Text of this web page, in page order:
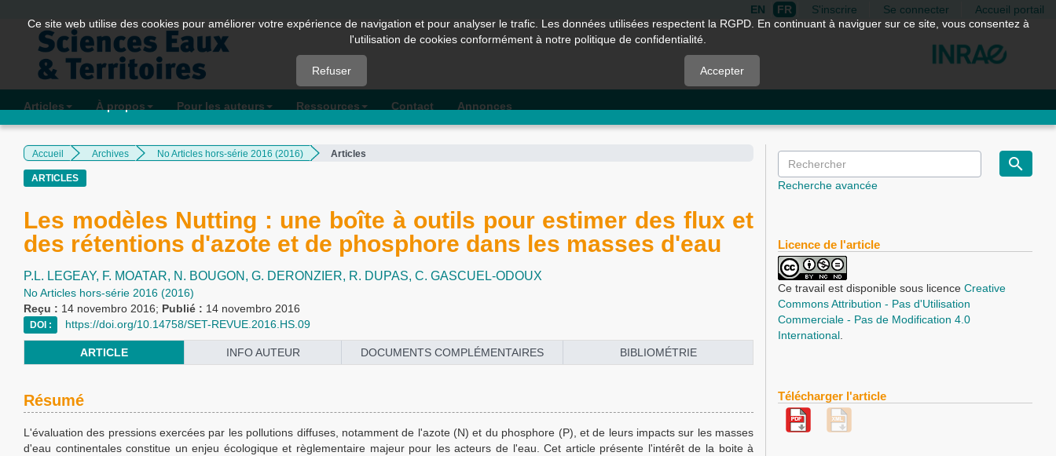
Quick
jump
page
content
Navigation
Main
Content
EN FR S'inscrire Se connecter Accueil portail
Articles À propos Pour les auteurs Ressources Contact Annonces
Accueil Archives No Articles hors-série 2016 (2016) Articles
ARTICLES
Les modèles Nutting : une boîte à outils pour estimer des flux et
des rétentions d'azote et de phosphore dans les masses d'eau
P.L. LEGEAY, F. MOATAR, N. BOUGON, G. DERONZIER, R. DUPAS, C. GASCUEL-ODOUX
No Articles hors-série 2016 (2016)
Reçu : 14 novembro 2016; Publié : 14 novembro 2016
DOI : https://doi.org/10.14758/SET-REVUE.2016.HS.09
ARTICLE INFO AUTEUR DOCUMENTS COMPLÉMENTAIRES BIBLIOMÉTRIE
Résumé
L'évaluation des pressions exercées par les pollutions diffuses, notamment de l'azote (N) et du phosphore (P), et de leurs impacts sur les masses
d'eau continentales constitue un enjeu écologique et règlementaire majeur pour les acteurs de l'eau. Cet article présente l'intérêt de la boite à
Recherche avancée
Licence de l'article
Ce travail est disponible sous licenceCreative
Commons Attribution - Pas d'Utilisation
Commerciale - Pas de Modification 4.0
International
Télécharger l'article
Ce site web utilise des cookies pour améliorer votre expérience de navigation et pour analyser le trafic. Les données utilisées respectent la RGPD. En continuant à naviguer sur ce site, vous consentez à
l'utilisation de cookies conformément à notre politique de confidentialité.
Refuser Accepter